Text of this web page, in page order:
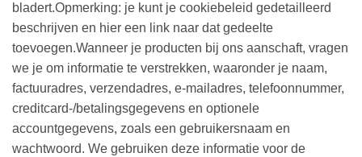
bladert.Opmerking: je kunt je cookiebeleid gedetailleerd
beschrijven en hier een link naar dat gedeelte
toevoegen.Wanneer je producten bij ons aanschaft, vragen
we je om informatie te verstrekken, waaronder je naam,
factuuradres, verzendadres, e-mailadres, telefoonnummer,
creditcard-/betalingsgegevens en optionele
accountgegevens, zoals een gebruikersnaam en
wachtwoord. We gebruiken deze informatie voor de